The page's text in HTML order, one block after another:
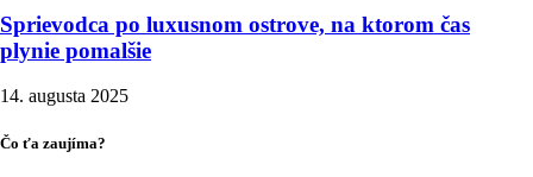
Sprievodca po luxusnom ostrove, na ktorom čas
plynie pomalšie
14. augusta 2025
Čo ťa zaujíma?